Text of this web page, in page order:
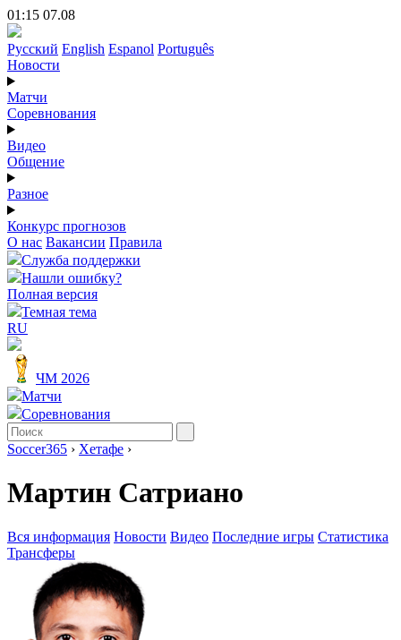
01:15 07.08
Русский English Espanol Português
Новости
Матчи
Соревнования
Видео
Общение
Разное
Конкурс прогнозов
О нас Вакансии Правила
Служба поддержки
Нашли ошибку?
Полная версия
Темная тема
RU
ЧМ 2026
Матчи
Соревнования
Soccer365 › Хетафе ›
Мартин Сатриано
Вся информация Новости Видео Последние игры Статистика
Трансферы